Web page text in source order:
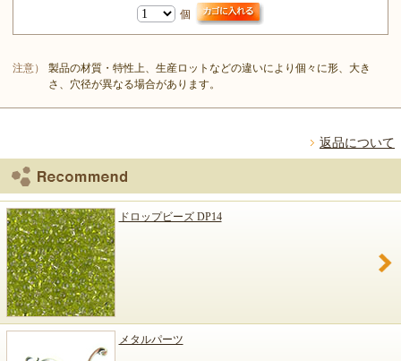
個
注意）
製品の材質・特性上、生産ロットなどの違いにより個々に形、大き
さ、穴径が異なる場合があります。
返品について
ドロップビーズ DP14
メタルパーツ